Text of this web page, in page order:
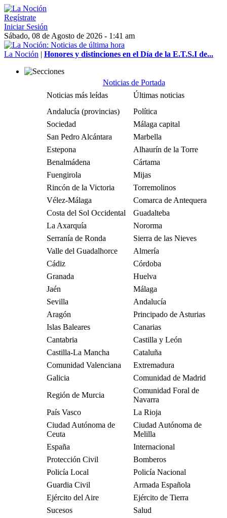
Regístrate
Iniciar Sesión
Sábado, 08 de Agosto de 2026 - 1:41 am
La Noción | Honores y distinciones en el Día de la E.T.S.I de...
Noticias de Portada
Noticias más leídas
Últimas noticias
Andalucía (provincias)
Política
Sociedad
Málaga capital
San Pedro Alcántara
Marbella
Estepona
Alhaurín de la Torre
Benalmádena
Cártama
Fuengirola
Mijas
Rincón de la Victoria
Torremolinos
Vélez-Málaga
Comarca de Antequera
Costa del Sol Occidental
Guadalteba
La Axarquía
Nororma
Serranía de Ronda
Sierra de las Nieves
Valle del Guadalhorce
Almería
Cádiz
Córdoba
Granada
Huelva
Jaén
Málaga
Sevilla
Andalucía
Aragón
Principado de Asturias
Islas Baleares
Canarias
Cantabria
Castilla y León
Castilla-La Mancha
Cataluña
Comunidad Valenciana
Extremadura
Galicia
Comunidad de Madrid
Región de Murcia
Comunidad Foral de
Navarra
País Vasco
La Rioja
Ciudad Autónoma de
Ceuta
Ciudad Autónoma de
Melilla
España
Internacional
Protección Civil
Bomberos
Policía Local
Policía Nacional
Guardia Civil
Armada Española
Ejército del Aire
Ejército de Tierra
Sucesos
Salud